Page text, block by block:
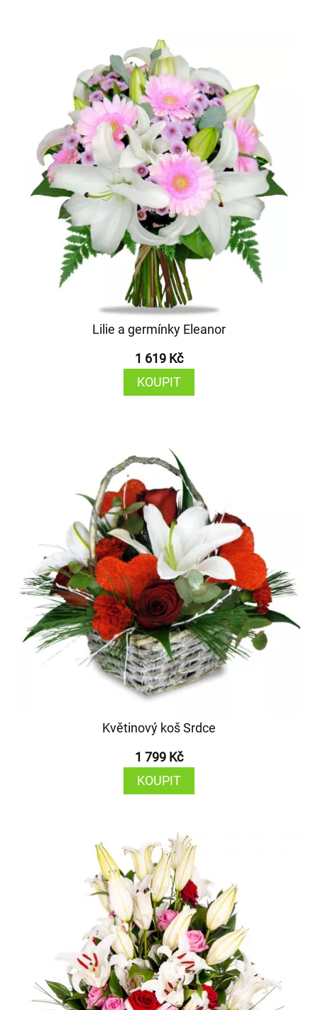
Lilie a germínky Eleanor
1 619 Kč
KOUPIT
Květinový koš Srdce
1 799 Kč
KOUPIT